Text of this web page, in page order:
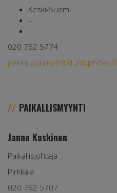
Keski-Suomi
–
–
020 762 5774
pekka.puranen@dunlophiflex.fi
PAIKALLISMYYNTI
Janne Koskinen
Paikallisjohtaja
Pirkkala
020 762 5707